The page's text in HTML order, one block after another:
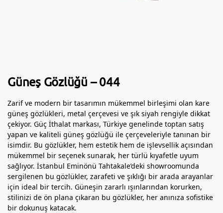
Güneş Gözlüğü – 044
Zarif ve modern bir tasarımın mükemmel birleşimi olan kare
güneş gözlükleri, metal çerçevesi ve şık siyah rengiyle dikkat
çekiyor. Güç İthalat markası, Türkiye genelinde toptan satış
yapan ve kaliteli güneş gözlüğü ile çerçeveleriyle tanınan bir
isimdir. Bu gözlükler, hem estetik hem de işlevsellik açısından
mükemmel bir seçenek sunarak, her türlü kıyafetle uyum
sağlıyor. İstanbul Eminönü Tahtakale’deki showroomunda
sergilenen bu gözlükler, zarafeti ve şıklığı bir arada arayanlar
için ideal bir tercih. Güneşin zararlı ışınlarından korurken,
stilinizi de ön plana çıkaran bu gözlükler, her anınıza sofistike
bir dokunuş katacak.